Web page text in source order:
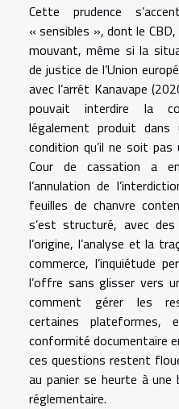
Cette prudence
« sensibles », dont le
mouvant, même si la
de justice de l’Union
avec l’arrêt Kanavape
pouvait interdire la
légalement produit
condition qu’il ne soit
Cour de cassation a
l’annulation de
feuilles de chanvre
s’est structuré, avec
l’origine, l’analyse et la
commerce, l’inquiétude
l’offre sans glisser vers
comment gérer les
certaines plateformes,
conformité documentaire
ces questions restent
au panier se heurte à
réglementaire.